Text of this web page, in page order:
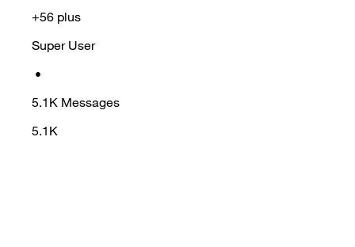
+56 plus
Super User
•
5.1K Messages
5.1K